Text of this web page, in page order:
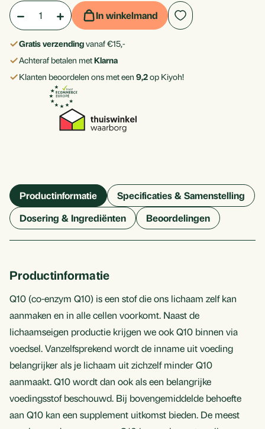
Aantal:
Hoeveelheid
verlagen
van
Q10
100
Hoeveelheid
verhogen
van
Q10
100
mg
In winkelmand
Gratis verzendingvanaf €15,-
Achteraf betalen metKlarna
Klanten beoordelen ons met een 9,2op Kiyoh!
Productinformatie
Specificaties & Samenstelling
Dosering & Ingrediënten
Beoordelingen
Productinformatie
Q10 (co-enzym Q10) is een stof die ons lichaam zelf kan
aanmaken en in alle cellen voorkomt. Naast de
lichaamseigen productie krijgen we ook Q10 binnen via
voedsel. Vanzelfsprekend wordt de inname uit voeding
belangrijker als je lichaam uit zichzelf minder Q10
aanmaakt. Q10 wordt dan ook als een belangrijke
voedingsstof beschouwd. Bij bovengemiddelde behoefte
aan Q10 kan een supplement uitkomst bieden. De meest